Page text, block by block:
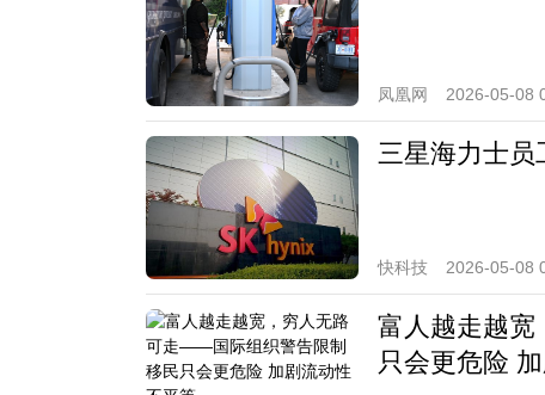
凤凰网 2026-05-08
三星海力士员
快科技 2026-05-08
富人越走越
只会更危险